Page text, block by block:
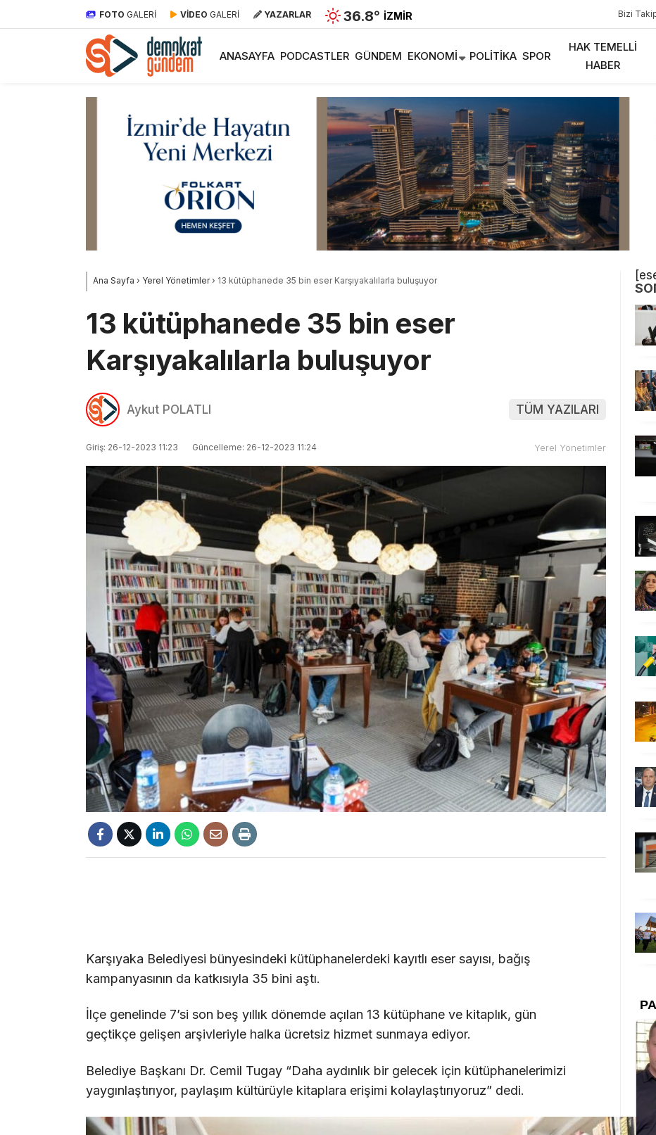
FOTO GALERİ VİDEO GALERİ YAZARLAR 36.8° İZMIR Bizi
ANASAYFA PODCASTLER GÜNDEM EKONOMI POLITIKA SPOR
HAK TEMELLI
HABER
Ana Sayfa › Yerel Yönetimler› 13 kütüphanede 35 bin eser Karşıyakalılarla buluşuyor
13 kütüphanede 35 bin eser
Karşıyakalılarla buluşuyor
Aykut POLATLI TÜM YAZILARI
Giriş: 26-12-2023 11:23 Güncelleme: 26-12-2023 11:24 Yerel Yönetimler
Karşıyaka Belediyesi bünyesindeki kütüphanelerdeki kayıtlı eser sayısı, bağış
kampanyasının da katkısıyla 35 bini aştı.
İlçe genelinde 7’si son beş yıllık dönemde açılan 13 kütüphane ve kitaplık, gün
geçtikçe gelişen arşivleriyle halka ücretsiz hizmet sunmaya ediyor.
Belediye Başkanı Dr. Cemil Tugay “Daha aydınlık bir gelecek için kütüphanelerimizi
yaygınlaştırıyor, paylaşım kültürüyle kitaplara erişimi kolaylaştırıyoruz” dedi.